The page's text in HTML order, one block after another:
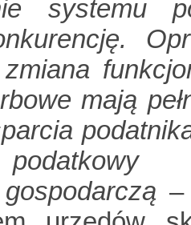
systemu
mają
–